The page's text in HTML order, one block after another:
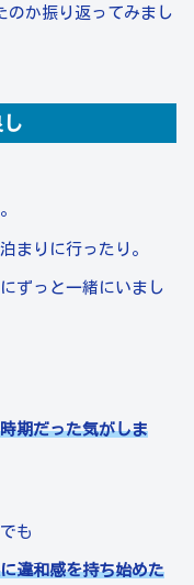
のか振り返ってみまし
まりに行ったり。
ずっと一緒にいまし
期だった気がしま
も
違和感を持ち始めた